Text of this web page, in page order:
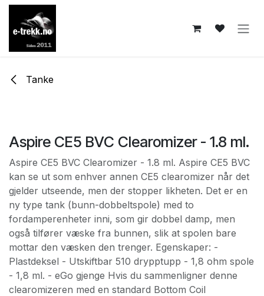
Skip to Content
Tanke
Aspire CE5 BVC Clearomizer - 1.8 ml.
Aspire CE5 BVC Clearomizer - 1.8 ml. Aspire CE5 BVC
kan se ut som enhver annen CE5 clearomizer når det
gjelder utseende, men der stopper likheten. Det er en
ny type tank (bunn-dobbeltspole) med to
fordamperenheter inni, som gir dobbel damp, men
også tilfører væske fra bunnen, slik at spolen bare
mottar den væsken den trenger. Egenskaper: -
Plastdeksel - Utskiftbar 510 drypptupp - 1,8 ohm spole
- 1,8 ml. - eGo gjenge Hvis du sammenligner denne
clearomizeren med en standard Bottom Coil